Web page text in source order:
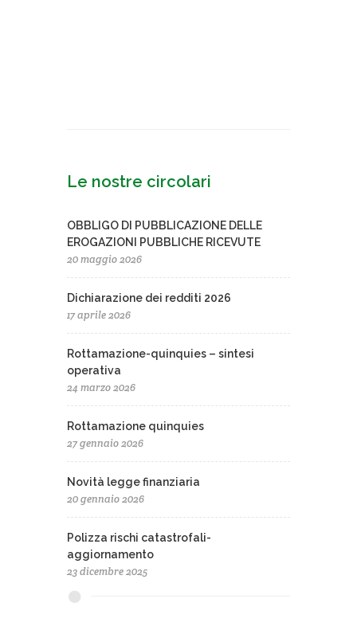
Le nostre circolari
OBBLIGO DI PUBBLICAZIONE DELLE
EROGAZIONI PUBBLICHE RICEVUTE
20 maggio 2026
Dichiarazione dei redditi 2026
17 aprile 2026
Rottamazione-quinquies – sintesi
operativa
24 marzo 2026
Rottamazione quinquies
27 gennaio 2026
Novità legge finanziaria
20 gennaio 2026
Polizza rischi catastrofali-
aggiornamento
23 dicembre 2025